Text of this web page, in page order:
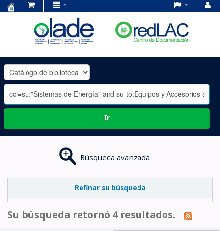
OLADE
-
Ir
Búsqueda avanzada
Refinar su búsqueda
Su búsqueda retornó 4 resultados.